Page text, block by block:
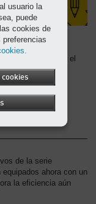
puede determinar el
comprimido.
de la serie
ahora con un
la eficiencia aún
usuario la
puede
cookies de